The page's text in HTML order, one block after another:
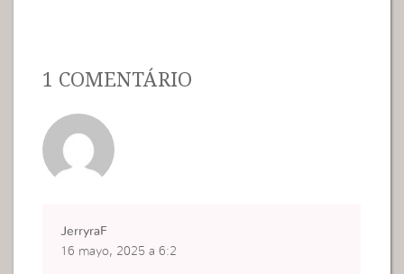
1 COMENTÁRIO
JerryraF
16 mayo, 2025 a 6:2